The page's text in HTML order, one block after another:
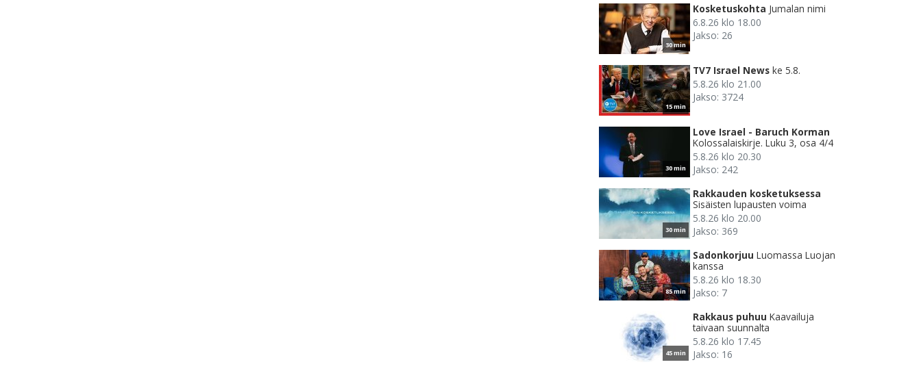
30 min
Kosketuskohta Jumalan nimi
6.8.26 klo 18.00
Jakso: 26
15 min
TV7 Israel News ke 5.8.
5.8.26 klo 21.00
Jakso: 3724
30 min
Love Israel - Baruch Korman
Kolossalaiskirje. Luku 3, osa 4/4
5.8.26 klo 20.30
Jakso: 242
30 min
Rakkauden kosketuksessa
Sisäisten lupausten voima
5.8.26 klo 20.00
Jakso: 369
85 min
Sadonkorjuu Luomassa Luojan
kanssa
5.8.26 klo 18.30
Jakso: 7
45 min
Rakkaus puhuu Kaavailuja
taivaan suunnalta
5.8.26 klo 17.45
Jakso: 16